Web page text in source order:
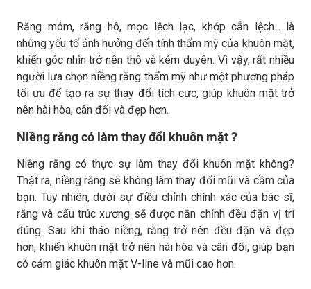
Răng móm, răng hô, mọc lệch lạc, khớp cắn lệch... là
những yếu tố ảnh hưởng đến tính thẩm mỹ của khuôn mặt,
khiến góc nhìn trở nên thô và kém duyên. Vì vậy, rất nhiều
người lựa chọn niềng răng thẩm mỹ như một phương pháp
tối ưu để tạo ra sự thay đổi tích cực, giúp khuôn mặt trở
nên hài hòa, cân đối và đẹp hơn.
Niềng răng có làm thay đổi khuôn mặt ?
Niềng răng có thực sự làm thay đổi khuôn mặt không?
Thật ra, niềng răng sẽ không làm thay đổi mũi và cầm của
bạn. Tuy nhiên, dưới sự điều chỉnh chính xác của bác sĩ,
răng và cấu trúc xương sẽ được nắn chỉnh đều đặn vị trí
đúng. Sau khi tháo niềng, răng trở nên đều đặn và đẹp
hơn, khiến khuôn mặt trở nên hài hòa và cân đối, giúp bạn
có cảm giác khuôn mặt V-line và mũi cao hơn.